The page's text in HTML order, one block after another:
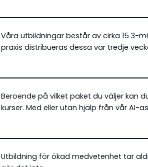
Våra utbildningar består av cirka 15 3-
praxis distribueras dessa var tredje
Beroende på vilket paket du väljer kan
kurser. Med eller utan hjälp från vår AI-
Utbildning för ökad medvetenhet tar